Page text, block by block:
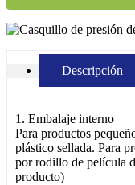
Descripción
1. Embalaje interno
Para productos
plástico sellada. Para
por rodillo de película
producto)